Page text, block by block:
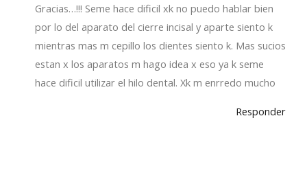
Gracias…!!! Seme hace dificil xk no puedo hablar bien
por lo del aparato del cierre incisal y aparte siento k
mientras mas m cepillo los dientes siento k. Mas sucios
estan x los aparatos m hago idea x eso ya k seme
hace dificil utilizar el hilo dental. Xk m enrredo mucho
Responder